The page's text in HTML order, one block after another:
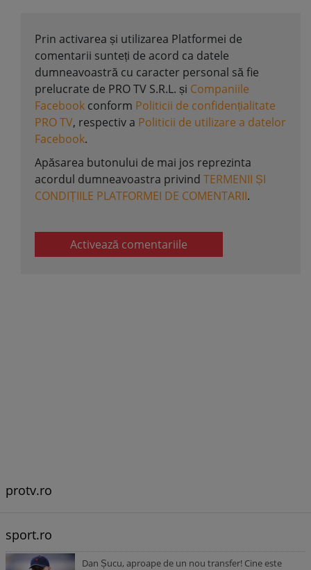
Prin activarea și utilizarea Platformei de
comentarii sunteți de acord ca datele
dumneavoastră cu caracter personal să fie
prelucrate de PRO TV S.R.L. și Companiile
Facebook conform Politicii de confidențialitate
PRO TV, respectiv a Politicii de utilizare a datelor
Facebook.
Apăsarea butonului de mai jos reprezinta
acordul dumneavoastra privind TERMENII ȘI
CONDIȚIILE PLATFORMEI DE COMENTARII.
Activează comentariile
protv.ro
sport.ro
Dan Șucu, aproape de un nou transfer! Cine este